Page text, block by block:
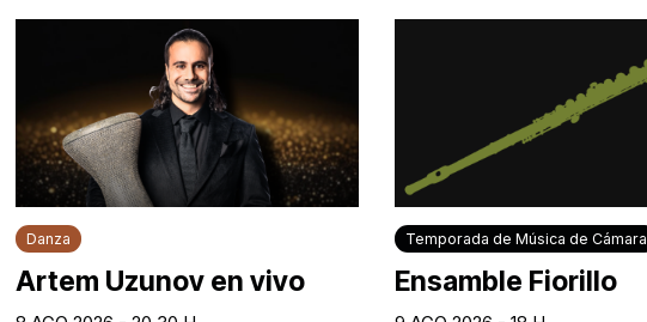
Danza
Artem Uzunov en vivo
Temporada de Música de Cámara
Ensamble Fiorillo